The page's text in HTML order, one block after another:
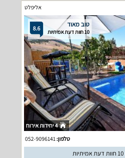
אליפלט
8.6 טוב מאוד
10 חוות דעת אמיתיות
4 יחידות אירוח
טלפון: